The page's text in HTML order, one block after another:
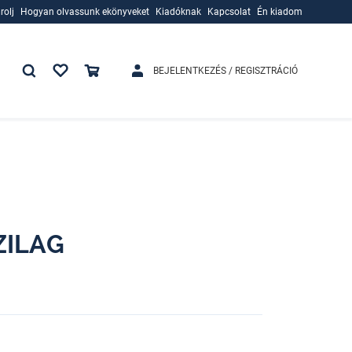
Hogyan olvassunk ekönyveket
Kiadóknak
Kapcsolat Én kiadom
BEJELENTKEZÉS / REGISZTRÁCIÓ